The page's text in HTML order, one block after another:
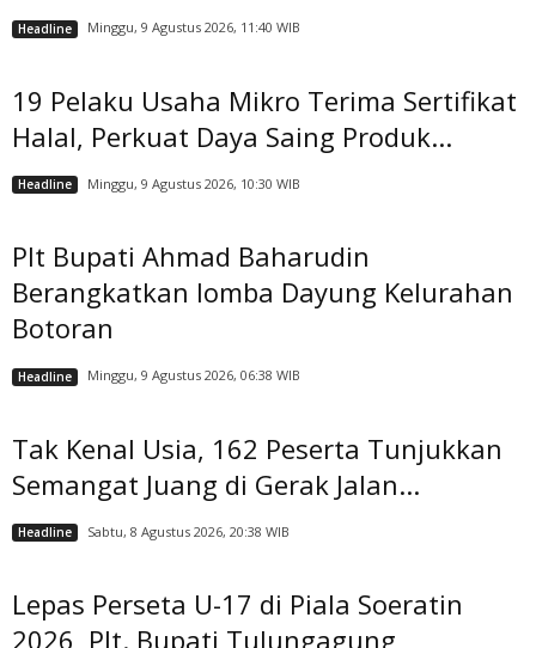
Headline Minggu, 9 Agustus 2026, 11:40 WIB
19 Pelaku Usaha Mikro Terima Sertifikat
Halal, Perkuat Daya Saing Produk...
Headline Minggu, 9 Agustus 2026, 10:30 WIB
Plt Bupati Ahmad Baharudin
Berangkatkan lomba Dayung Kelurahan
Botoran
Headline Minggu, 9 Agustus 2026, 06:38 WIB
Tak Kenal Usia, 162 Peserta Tunjukkan
Semangat Juang di Gerak Jalan...
Headline Sabtu, 8 Agustus 2026, 20:38 WIB
Lepas Perseta U-17 di Piala Soeratin
2026, Plt. Bupati Tulungagung